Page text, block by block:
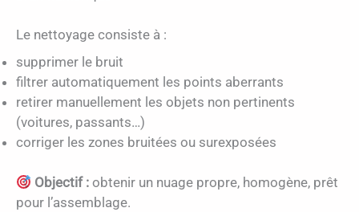
Le nettoyage consiste à :
supprimer le bruit
filtrer automatiquement les points aberrants
retirer manuellement les objets non pertinents
(voitures, passants…)
corriger les zones bruitées ou surexposées
Objectif : obtenir un nuage propre, homogène, prêt
pour l’assemblage.